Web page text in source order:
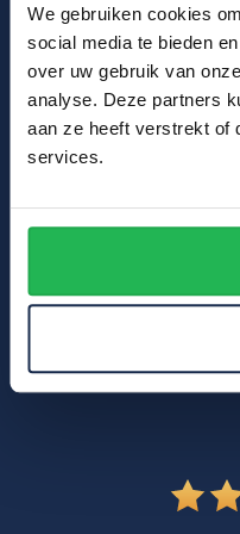
We gebruiken cookies
social media te bieden
over uw gebruik van
analyse. Deze partners
aan ze heeft verstrekt of
services.
Profuomo
R2
Seidensticker
State of Art
Replay
Reset
Roy Robson
State of Art
Thomas Maine
Winkel & Openingstijden
Contact
Bert Schrier Herenmode
Breestraat 152 - 154
Blog